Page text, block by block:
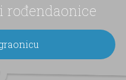
rođendaonice